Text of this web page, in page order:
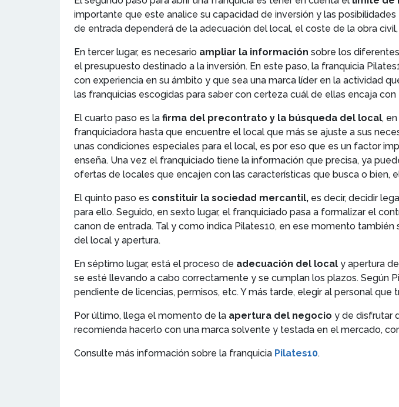
importante que este analice su capacidad de inversión y las
de entrada dependerá de la adecuación del local, el coste de la obra
En tercer lugar, es necesario ampliar la información sobre los
el presupuesto destinado a la inversión. En este paso, la franquicia
con experiencia en su ámbito y que sea una marca líder en la actividad
las franquicias escogidas para saber con certeza cuál de ellas encaja
El cuarto paso es la firma del precontrato y la búsqueda del local,
franquiciadora hasta que encuentre el local que más se ajuste a sus
unas condiciones especiales para el local, es por eso que es un factor
enseña. Una vez el franquiciado tiene la información que precisa, ya
ofertas de locales que encajen con las características que busca o bien,
El quinto paso es constituir la sociedad mercantil, es decir, decidir
para ello. Seguido, en sexto lugar, el franquiciado pasa a formalizar el
canon de entrada. Tal y como indica Pilates10, en ese momento
del local y apertura.
En séptimo lugar, está el proceso de adecuación del local y apertura
se esté llevando a cabo correctamente y se cumplan los plazos. Según
pendiente de licencias, permisos, etc. Y más tarde, elegir al personal que
Por último, llega el momento de la apertura del negocio y de disfrutar
recomienda hacerlo con una marca solvente y testada en el mercado,
Consulte más información sobre la franquicia Pilates10.